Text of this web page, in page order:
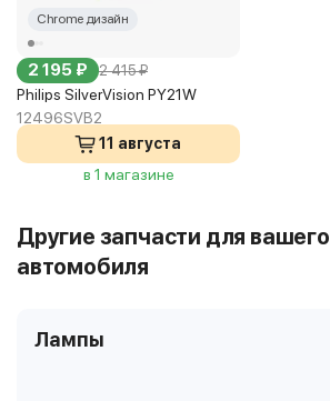
Chrome дизайн
2 195 ₽ 2 415 ₽
Philips SilverVision PY21W
12496SVB2
11 августа
в 1 магазине
Другие запчасти для вашего
автомобиля
Лампы